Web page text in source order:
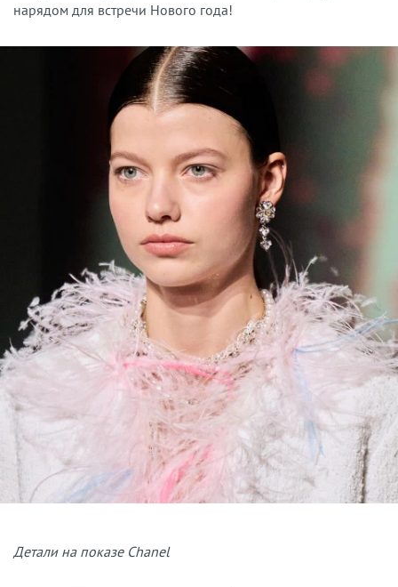
нарядом для встречи Нового года!
Детали на показе Chanel